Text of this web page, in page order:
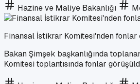
Hazine ve Maliye Bakanlığı
Finansal İstikrar Komitesi'nden fonlar
Bakan Şimşek başkanlığında
Komitesi toplantısında fonlar